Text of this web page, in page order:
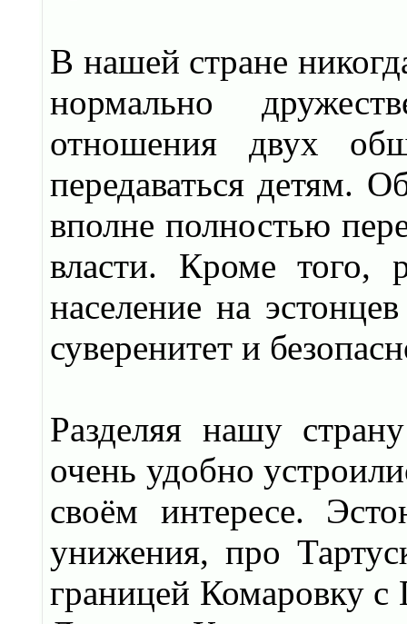
В нашей стране
нормально
отношения двух
передаваться детям.
вполне полностью
власти. Кроме того,
население на
суверенитет и
Разделяя нашу
очень удобно
своём интересе.
унижения, про
границей Комаровку с